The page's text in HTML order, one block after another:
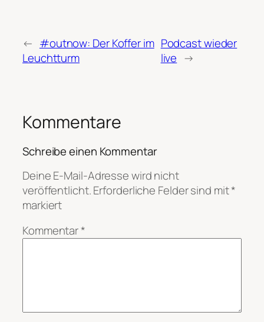
← #outnow: Der Koffer im
Leuchtturm
Podcast wieder
live →
Kommentare
Schreibe einen Kommentar
Deine E-Mail-Adresse wird nicht
veröffentlicht.Erforderliche Felder sind mit*
markiert
Kommentar*